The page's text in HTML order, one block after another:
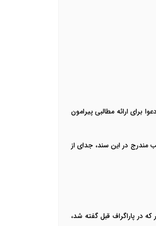
ارائه مطالبی پیرامون
مندرج در این سند، جدای از
در پاراگراف قبل گفته شد،